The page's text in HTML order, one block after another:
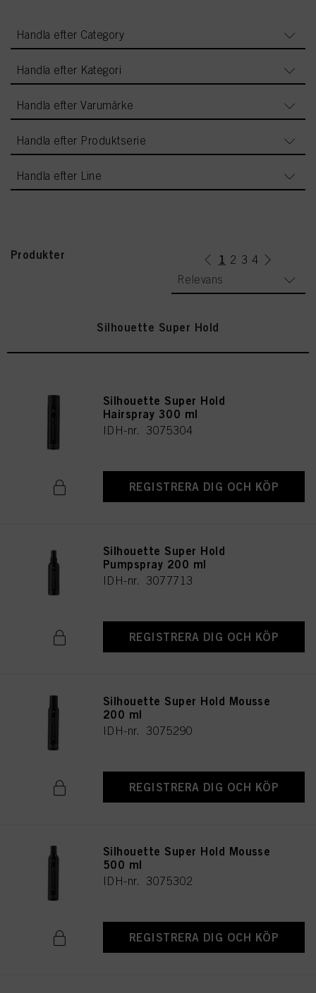
Handla efter Category
Handla efter Kategori
Handla efter Varumärke
Handla efter Produktserie
Handla efter Line
Produkter 1 (current)
2 3 4
Relevans
Silhouette Super Hold
Silhouette Super Hold
Hairspray 300 ml
IDH-nr. 3075304
REGISTRERA DIG OCH KÖP
Silhouette Super Hold
Pumpspray 200 ml
IDH-nr. 3077713
REGISTRERA DIG OCH KÖP
Silhouette Super Hold Mousse
200 ml
IDH-nr. 3075290
REGISTRERA DIG OCH KÖP
Silhouette Super Hold Mousse
500 ml
IDH-nr. 3075302
REGISTRERA DIG OCH KÖP